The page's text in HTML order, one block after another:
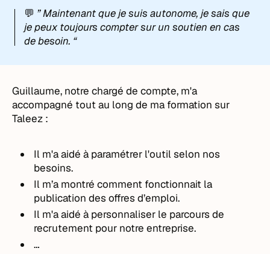
💬 ” Maintenant que je suis autonome, je sais que
je peux toujours compter sur un soutien en cas
de besoin. “
Guillaume, notre chargé de compte, m'a
accompagné tout au long de ma formation sur
Taleez :
Il m'a aidé à paramétrer l'outil selon nos
besoins.
Il m’a montré comment fonctionnait la
publication des offres d’emploi.
Il m'a aidé à personnaliser le parcours de
recrutement pour notre entreprise.
…